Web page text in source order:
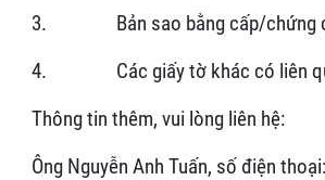
3. Bản sao bằng cấp/chứng
4. Các giấy tờ khác có liên
Thông tin thêm, vui lòng liên hệ:
Ông Nguyễn Anh Tuấn, số điện